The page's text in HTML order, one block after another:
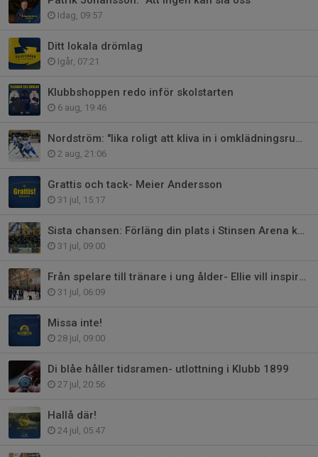
Idag, 09:57
Ditt lokala drömlag
Igår, 07:21
Klubbshoppen redo inför skolstarten
6 aug, 19:46
Nordström: "lika roligt att kliva in i omklädningsrummet varje gång"
2 aug, 21:06
Grattis och tack- Meier Andersson
31 jul, 15:17
Sista chansen: Förläng din plats i Stinsen Arena kommande säsong
31 jul, 09:00
Från spelare till tränare i ung ålder- Ellie vill inspirera andra
31 jul, 06:09
Missa inte!
28 jul, 09:00
Di blåe håller tidsramen- utlottning i Klubb 1899
27 jul, 20:56
Hallå där!
24 jul, 05:47